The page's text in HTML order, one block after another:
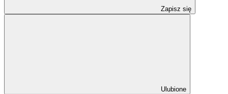
Zapisz się
Ulubione